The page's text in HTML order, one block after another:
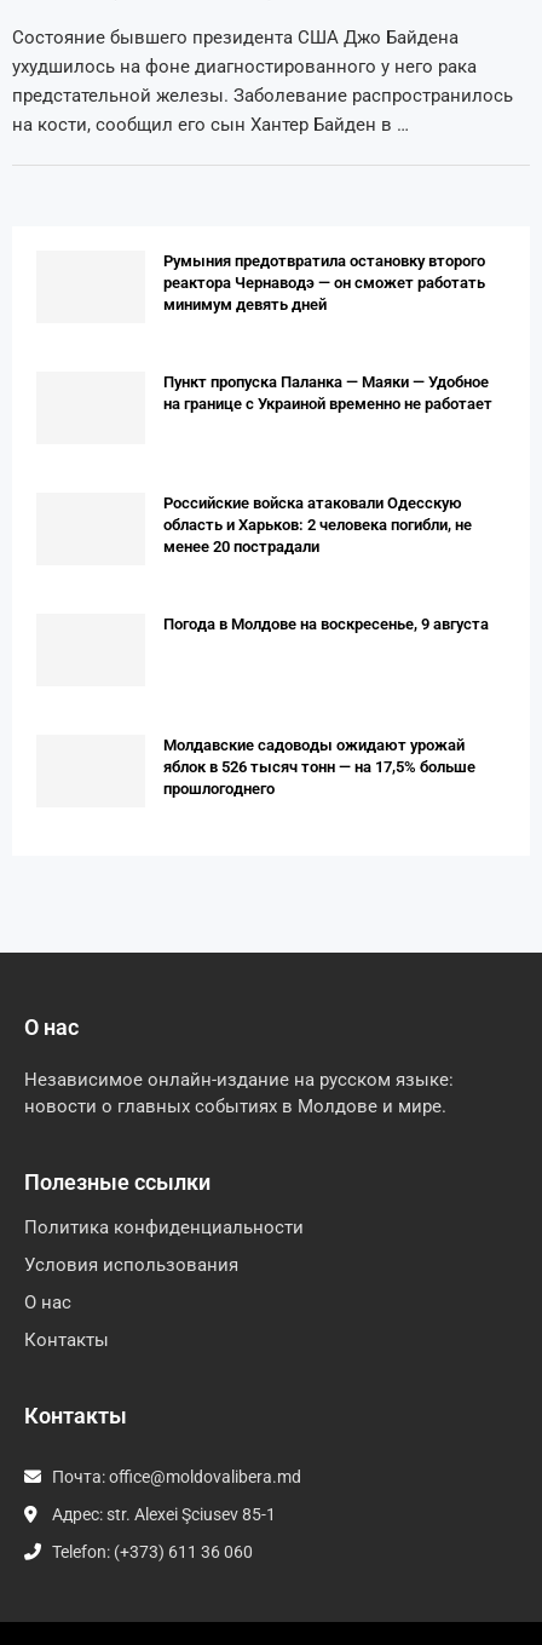
Состояние бывшего президента США Джо Байдена
ухудшилось на фоне диагностированного у него рака
предстательной железы. Заболевание распространилось
на кости, сообщил его сын Хантер Байден в …
Румыния предотвратила остановку второго
реактора Чернаводэ — он сможет работать
минимум девять дней
Пункт пропуска Паланка — Маяки — Удобное
на границе с Украиной временно не работает
Российские войска атаковали Одесскую
область и Харьков: 2 человека погибли, не
менее 20 пострадали
Погода в Молдове на воскресенье, 9 августа
Молдавские садоводы ожидают урожай
яблок в 526 тысяч тонн — на 17,5% больше
прошлогоднего
О нас
Независимое онлайн-издание на русском языке:
новости о главных событиях в Молдове и мире.
Полезные ссылки
Политика конфиденциальности
Условия использования
О нас
Контакты
Контакты
Почта:office@moldovalibera.md
Адрес: str. Alexei Şciusev 85-1
Telefon: (+373) 611 36 060